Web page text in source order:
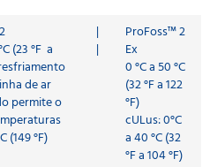
(23 °F a
de ar
permite o
(149 °F)
|
|
ProFoss™ 2
Ex
0 °C a 50 °C
(32 °F a 122
°F)
cULus: 0°C
a 40 °C (32
°F a 104 °F)